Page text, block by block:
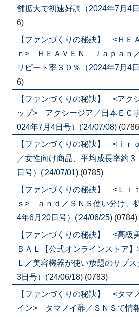
舗拡大で初速好調（2024年7月4
6)
【ファンづくりの秘訣】 <ＨＥ
ｎ> ＨＥＡＶＥＮ Ｊａｐａｎ
リピート率３０％（2024年7月4
6)
【ファンづくりの秘訣】 <アク
ップ> アクシージア／日本ＥＣ
024年7月4日号）('24/07/08)
【ファンづくりの秘訣】 <ｉｒ
／女性向け商品、平均成長率約
日号）('24/07/01) (0785)
【ファンづくりの秘訣】 <Ｌｉ
ｓ> ａｎｄ／ＳＮＳ使い分け、
4年6月20日号）('24/06/25) (0784)
【ファンづくりの秘訣】 <高級
ＢＡＬ【公式オンラインストア
Ｌ／美容機器が使い放題のサブ
3日号）('24/06/18) (0783)
【ファンづくりの秘訣】 <タマ
イン> タマノイ酢／ＳＮＳで情